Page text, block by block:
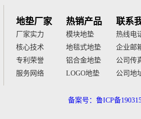
地垫厂家
厂家实力
核心技术
专利荣誉
服务网络
热销产品
模块地垫
地毯式地垫
铝合金地垫
LOGO地垫
联系
热线电
企业邮
公司传
公司地
备案号：鲁ICP备